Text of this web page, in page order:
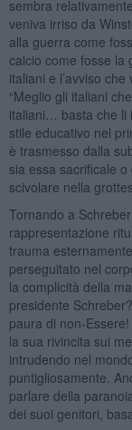
sembra
veniva irriso da
alla guerra come
calcio come fosse la
italiani e l’avviso
“Meglio gli italiani
italiani… basta che li
stile educativo nel
è trasmesso dalla
sia essa sacrificale
scivolare nella
Tornando a
rappresentazione
trauma
perseguitato nel
la complicità della
presidente
paura di non-
la sua rivincita sui
intrudendo nel
puntigliosamente.
parlare della
dei suoi genitori,